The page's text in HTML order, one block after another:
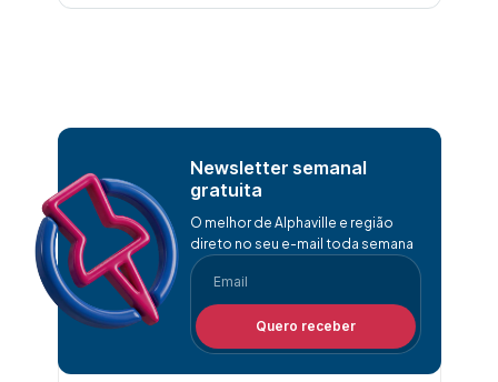
Newsletter semanal
gratuita
O melhor de Alphaville e região
direto no seu e-mail toda semana
Quero receber